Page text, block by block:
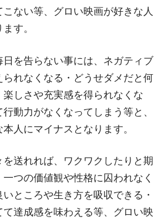
ない等、グロい映画が好きな人
す。
日を告らない事には、ネガティブ
られなくなる・どうせダメだと何
しさや充実感を得られなくな
動力がなくなってしまう等と、
人にマイナスとなります。
送れれば、ワクワクしたりと期
つの価値観や性格に囚われなく
ところや生き方を吸収できる・
達成感を味わえる等、グロい映